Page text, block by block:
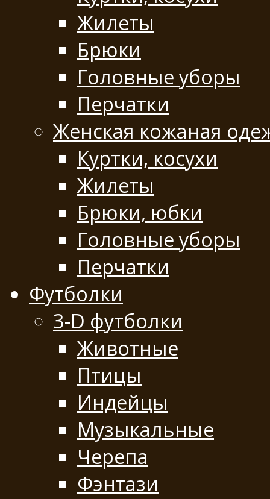
Жилеты
Брюки
Головные уборы
Перчатки
Женская кожаная
Куртки, косухи
Жилеты
Брюки, юбки
Головные уборы
Перчатки
Футболки
3-D футболки
Животные
Птицы
Индейцы
Музыкальные
Черепа
Фэнтази